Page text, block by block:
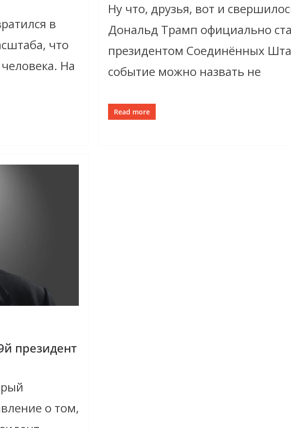
в
что
На
Ну что, друзья, вот и
Дональд Трамп официально
президентом Соединённых
событие можно назвать не
Read more
президент
о том,